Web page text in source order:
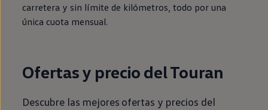
carretera y sin límite de kilómetros, todo por una
única cuota mensual.
Ofertas y precio delTouran
Descubre las mejores ofertas y precios del